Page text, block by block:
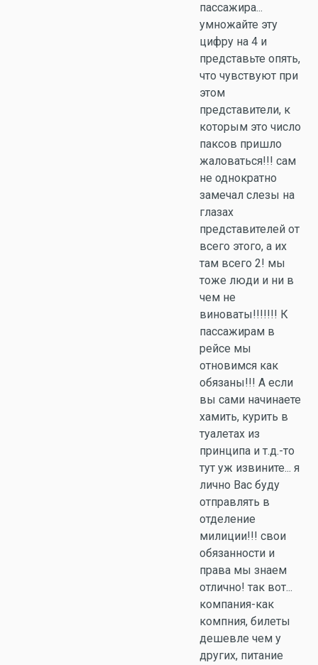
пассажира...
умножайте эту
цифру на 4 и
представьте опять,
что чувствуют при
этом
представители, к
которым это число
паксов пришло
жаловаться!!! сам
не однократно
замечал слезы на
глазах
представителей от
всего этого, а их
там всего 2! мы
тоже люди и ни в
чем не
виноваты!!!!!!! К
пассажирам в
рейсе мы
отновимся как
обязаны!!! А если
вы сами начинаете
хамить, курить в
туалетах из
принципа и т.д.-то
тут уж извините... я
лично Вас буду
отправлять в
отделение
милиции!!! свои
обязанности и
права мы знаем
отлично! так вот...
компания-как
компния, билеты
дешевле чем у
других, питание